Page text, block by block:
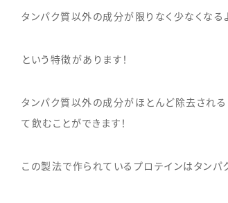
タンパク質以外の成分が限りなく少なくな
という特徴があります！
タンパク質以外の成分がほとんど除去され
て飲むことができます！
この製法で作られているプロテインはタン